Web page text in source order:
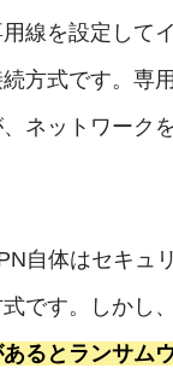
線を設定して
方式です。専
ネットワーク
自体はセキュ
です。しかし、
るとランサム